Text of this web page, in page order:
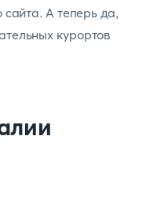
сайта. А теперь да,
курортов